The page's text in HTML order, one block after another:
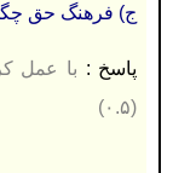
ج) فرهنگ حق
پاسخ : با عمل
(۰.۵)